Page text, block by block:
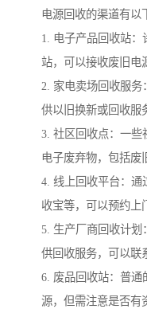
电源回收的渠道有以
1. 电子产品回收站
站，可以接收废旧电
2. 家电卖场回收服务
供以旧换新或回收服
3. 社区回收点：一些
电子废弃物，包括废
4. 线上回收平台：通
收宝等，可以预约上
5. 生产厂商回收计划
供回收服务，可以联
6. 废品回收站：普通
源，但需注意是否有